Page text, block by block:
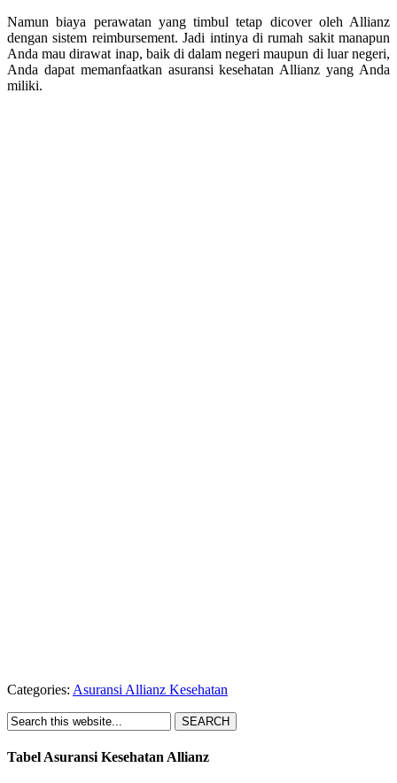
Namun biaya perawatan yang timbul tetap dicover oleh Allianz
dengan sistem reimbursement. Jadi intinya di rumah sakit manapun
Anda mau dirawat inap, baik di dalam negeri maupun di luar negeri,
Anda dapat memanfaatkan asuransi kesehatan Allianz yang Anda
miliki.
Categories: Asuransi Allianz Kesehatan
Tabel Asuransi Kesehatan Allianz